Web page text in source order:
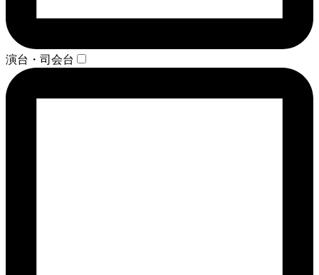
演台・司会台